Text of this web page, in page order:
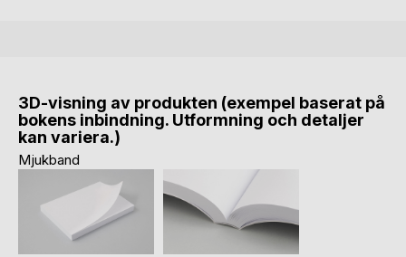
3D-visning av produkten (exempel baserat på
bokens inbindning. Utformning och detaljer
kan variera.)
Mjukband